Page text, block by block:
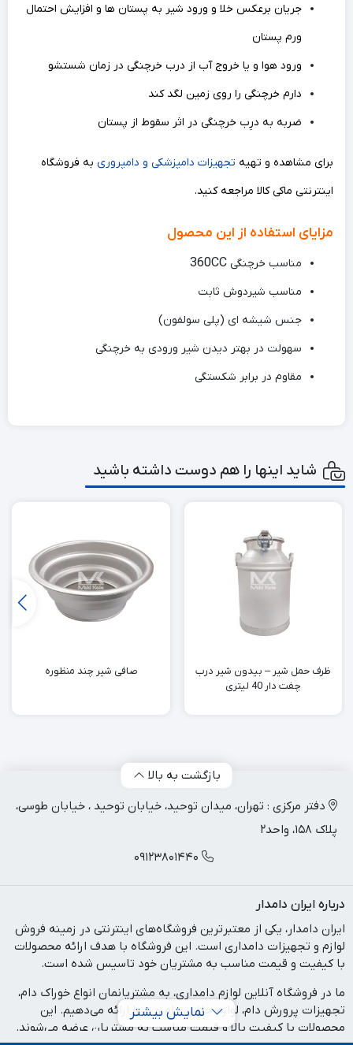
جریان برعکس خلا و ورود شیر به پستان ها و افزایش احتمال
ورم پستان
ورود هوا و یا خروج آب از درب خرچنگی در زمان شستشو
دارم خرچنگی را روی زمین لگد کند
ضربه به درِب خرچنگی در اثر سقوط از پستان
برای مشاهده و تهیه تجهیزات دامپزشکی و دامپروری به فروشگاه
اینترنتی ماکی کالا مراجعه کنید.
مزایای استفاده از این محصول
مناسب خرچنگی
مناسب شیردوش ثابت
جنس شیشه ای (پلی سولفون)
سهولت در بهتر دیدن شیر ورودی به خرچنگی
مقاوم در برابر شکستگی
شاید اینها را هم دوست داشته باشید
ظرف حمل شیر – بیدون شیر درب
چفت دار 40 لیتری
صافی شیر چند منظوره
بازگشت به بالا
دفتر مرکزی : تهران، میدان توحید، خیابان توحید ، خیابان طوسی،
پلاک 158، واحد2
09123801440
درباره ایران دامدار
ایران دامدار، یکی از معتبرترین فروشگاه‌های اینترنتی در زمینه فروش
لوازم و تجهیزات دامداری است. این فروشگاه با هدف ارائه محصولات
با کیفیت و قیمت مناسب به مشتریان خود تاسیس شده است.
ما در فروشگاه آنلاین لوازم دامداری، به مشتریانمان انواع خوراک دام،
تجهیزات پرورش دام، لوازم جانبی دام و ... را ارائه می‌دهیم. این
محصولات با کیفیت بالا و قیمت مناسب به مشتریان عرضه می‌شوند.
نمایش بیشتر